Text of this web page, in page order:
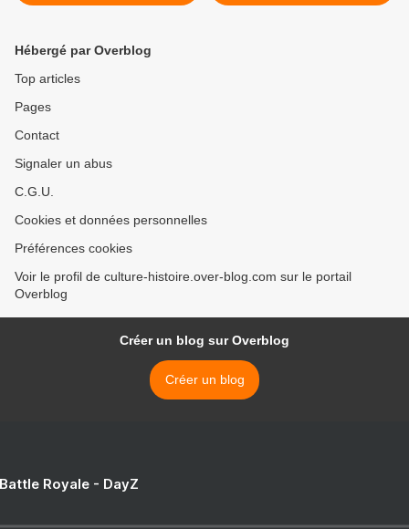
Hébergé par Overblog
Top articles
Pages
Contact
Signaler un abus
C.G.U.
Cookies et données personnelles
Préférences cookies
Voir le profil de culture-histoire.over-blog.com sur le portail
Overblog
Créer un blog sur Overblog
Créer un blog
Royale - DayZ